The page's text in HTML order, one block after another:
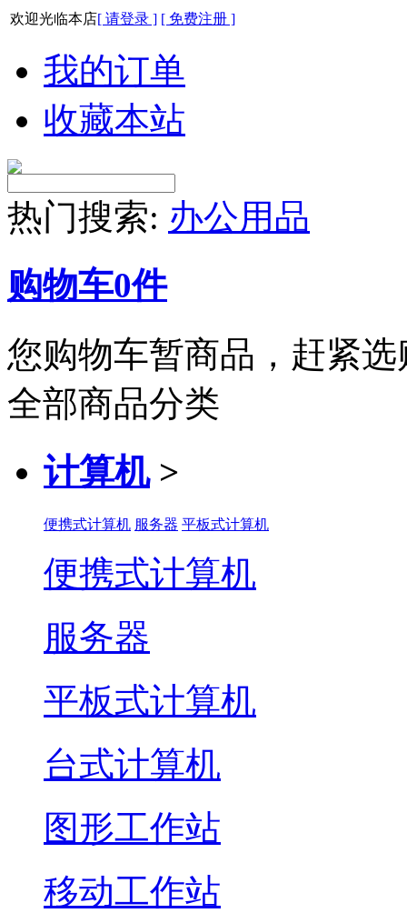
欢迎光临本店[ 请登录 ] [ 免费注册 ]
我的订单
收藏本站
热门搜索: 办公用品
购物车0件
您购物车暂商品，赶紧选
全部商品分类
计算机 >
便携式计算机 服务器 平板式计算机
便携式计算机
服务器
平板式计算机
台式计算机
图形工作站
移动工作站